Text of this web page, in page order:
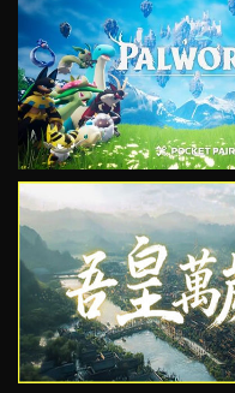
VIEW
VIEW